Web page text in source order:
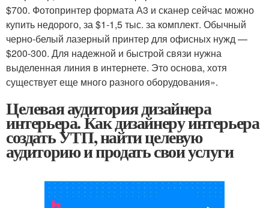
$700. Фотопринтер формата А3 и сканер сейчас можно
купить недорого, за $1-1,5 тыс. за комплект. Обычный
черно-белый лазерный принтер для офисных нужд —
$200-300. Для надежной и быстрой связи нужна
выделенная линия в интернете. Это основа, хотя
существует еще много разного оборудования».
Целевая аудитория дизайнера
интерьера. Как дизайнеру интерьера
создать УТП, найти целевую
аудиторию и продать свои услуги